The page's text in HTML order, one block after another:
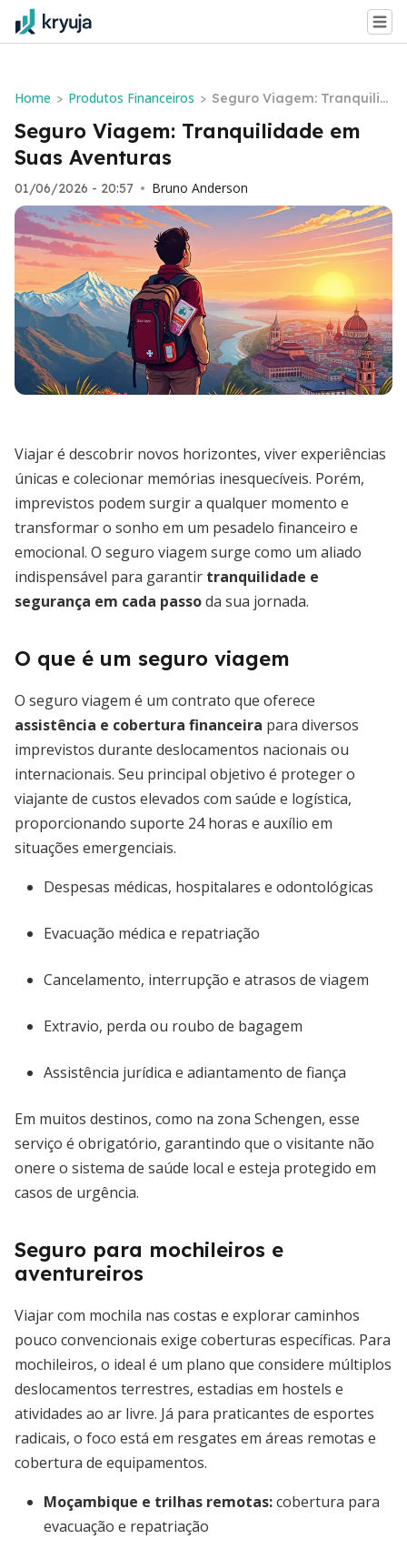
Home > Produtos Financeiros > Seguro Viagem: Tranquilid
ade em Suas Aventuras
Seguro Viagem: Tranquilidade em
Suas Aventuras
01/06/2026 - 20:57 • Bruno Anderson
Viajar é descobrir novos horizontes, viver experiências
únicas e colecionar memórias inesquecíveis. Porém,
imprevistos podem surgir a qualquer momento e
transformar o sonho em um pesadelo financeiro e
emocional. O seguro viagem surge como um aliado
indispensável para garantir tranquilidade e
segurança em cada passoda sua jornada.
O que é um seguro viagem
O seguro viagem é um contrato que oferece
assistência e cobertura financeira para diversos
imprevistos durante deslocamentos nacionais ou
internacionais. Seu principal objetivo é proteger o
viajante de custos elevados com saúde e logística,
proporcionando suporte 24 horas e auxílio em
situações emergenciais.
Despesas médicas, hospitalares e odontológicas
Evacuação médica e repatriação
Cancelamento, interrupção e atrasos de viagem
Extravio, perda ou roubo de bagagem
Assistência jurídica e adiantamento de fiança
Em muitos destinos, como na zona Schengen, esse
serviço é obrigatório, garantindo que o visitante não
onere o sistema de saúde local e esteja protegido em
casos de urgência.
Seguro para mochileiros e
aventureiros
Viajar com mochila nas costas e explorar caminhos
pouco convencionais exige coberturas específicas. Para
mochileiros, o ideal é um plano que considere múltiplos
deslocamentos terrestres, estadias em hostels e
atividades ao ar livre. Já para praticantes de esportes
radicais, o foco está em resgates em áreas remotas e
cobertura de equipamentos.
Moçambique e trilhas remotas:cobertura para
evacuação e repatriação